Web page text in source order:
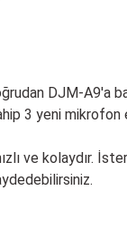
DJM-A9'a
3 yeni
ve kolaydır.